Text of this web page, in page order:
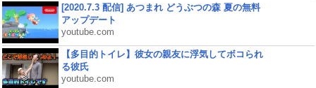
[2020.7.3 配信] あつまれ どうぶつの森 夏の無料
アップデート
youtube.com
【多目的トイレ】彼女の親友に浮気してボコられ
る彼氏
youtube.com